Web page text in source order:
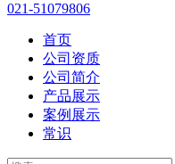
021-51079806
首页
公司资质
公司简介
产品展示
案例展示
常识